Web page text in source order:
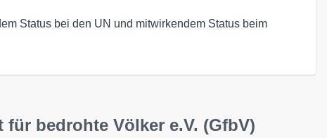
Status bei den UN und mitwirkendem Status beim
bedrohte Völker e.V. (GfbV)